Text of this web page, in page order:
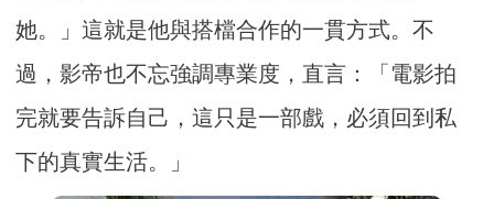
她。」這就是他與搭檔合作的一貫方式。不
過，影帝也不忘強調專業度，直言：「電影拍
完就要告訴自己，這只是一部戲，必須回到私
下的真實生活。」